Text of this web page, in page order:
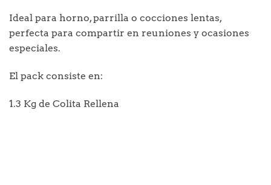
Ideal para horno, parrilla o cocciones lentas,
perfecta para compartir en reuniones y ocasiones
especiales.
El pack consiste en:
1.3 Kg de Colita Rellena